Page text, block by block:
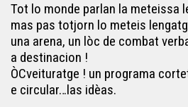
Tot lo monde parlan la meteissa
mas pas totjorn lo meteis
una arena, un lòc de combat
a destinacion !
ÒCveituratge ! un programa
e circular…las idèas.